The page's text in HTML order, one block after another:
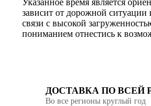
Указанное время является
зависит от дорожной
связи с высокой
пониманием отнестись к
ДОСТАВКА ПО ВСЕЙ
Во все регионы круглый год